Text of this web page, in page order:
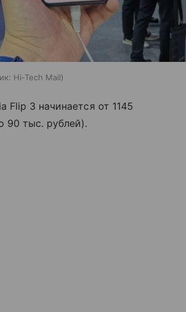
Hi-Tech Mail
Flip 3 начинается от 1145
90 тыс. рублей).